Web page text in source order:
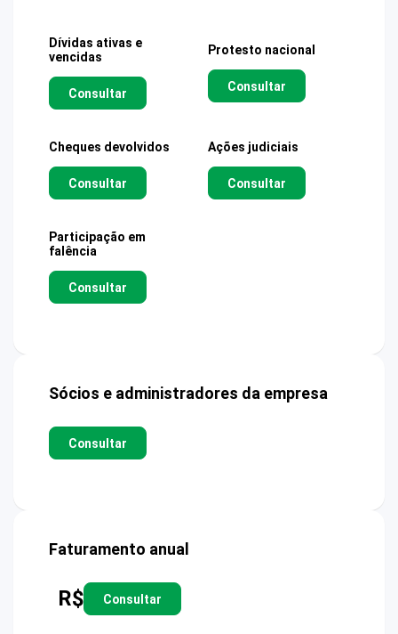
Dívidas ativas e
vencidas
Consultar
Protesto nacional
Consultar
Cheques devolvidos
Consultar
Ações judiciais
Consultar
Participação em
falência
Consultar
Sócios e administradores da empresa
Consultar
Faturamento anual
R$ Consultar